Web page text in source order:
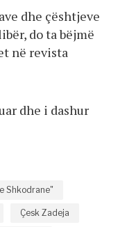
dhe çështjeve
do ta bëjmë
në revista
dhe i dashur
Shkodrane"
Çesk Zadeja